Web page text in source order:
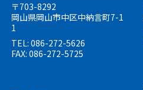
〒703-8292
岡山県岡山市中区中納言町7-1
1
TEL: 086-272-5626
FAX: 086-272-5725